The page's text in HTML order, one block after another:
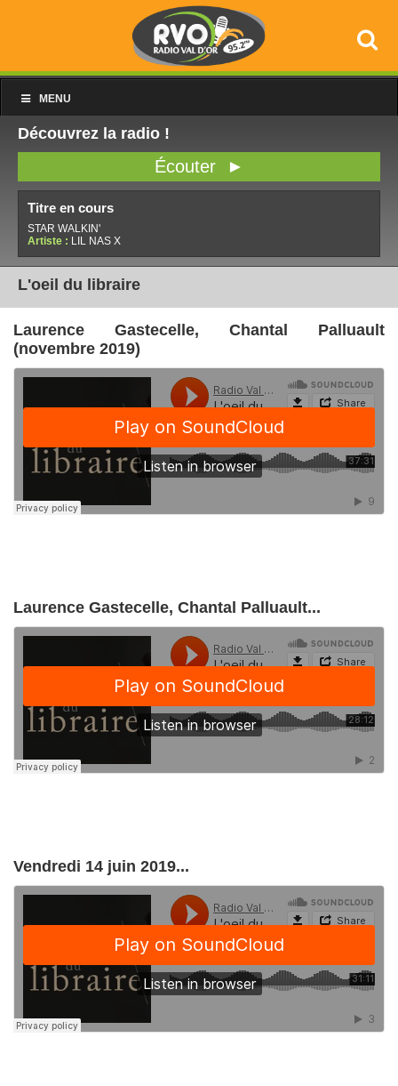
MENU
Découvrez la radio !
Écouter ►
Titre en cours
STAR WALKIN'
Artiste : LIL NAS X
L'oeil du libraire
Laurence Gastecelle, Chantal Palluault
(novembre 2019)
Laurence Gastecelle, Chantal Palluault...
Vendredi 14 juin 2019...